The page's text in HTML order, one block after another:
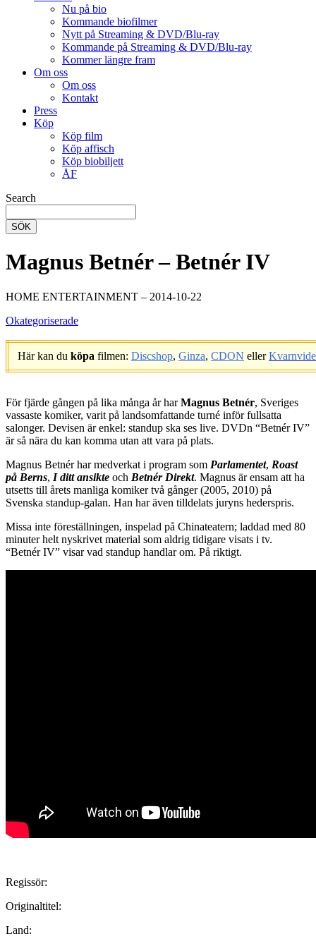
Nu på bio
Kommande biofilmer
Nytt på Streaming & DVD/Blu-ray
Kommande på Streaming & DVD/Blu-ray
Kommer längre fram
Om oss
Om oss
Kontakt
Press
Köp
Köp film
Köp affisch
Köp biobiljett
ÅF
Search
SÖK
Magnus Betnér – Betnér IV
HOME ENTERTAINMENT – 2014-10-22
Okategoriserade
Här kan du köpa filmen: Discshop, Ginza, CDON eller
För fjärde gången på lika många år harMagnus Betnér, Sveriges
vassaste komiker, varit på landsomfattande turné inför fullsatta
salonger. Devisen är enkel: standup ska ses live. DVDn “Betnér IV”
är så nära du kan komma utan att vara på plats.
Magnus Betnér har medverkat i program som Parlamentet, Roast
på Berns, I ditt ansikte och Betnér Direkt. Magnus är ensam att ha
utsetts till årets manliga komiker två gånger (2005, 2010) på
Svenska standup-galan. Han har även tilldelats juryns hederspris.
Missa inte föreställningen, inspelad på Chinateatern; laddad med 80
minuter helt nyskrivet material som aldrig tidigare visats i tv.
“Betnér IV” visar vad standup handlar om. På riktigt.
Regissör:
Originaltitel:
Land: